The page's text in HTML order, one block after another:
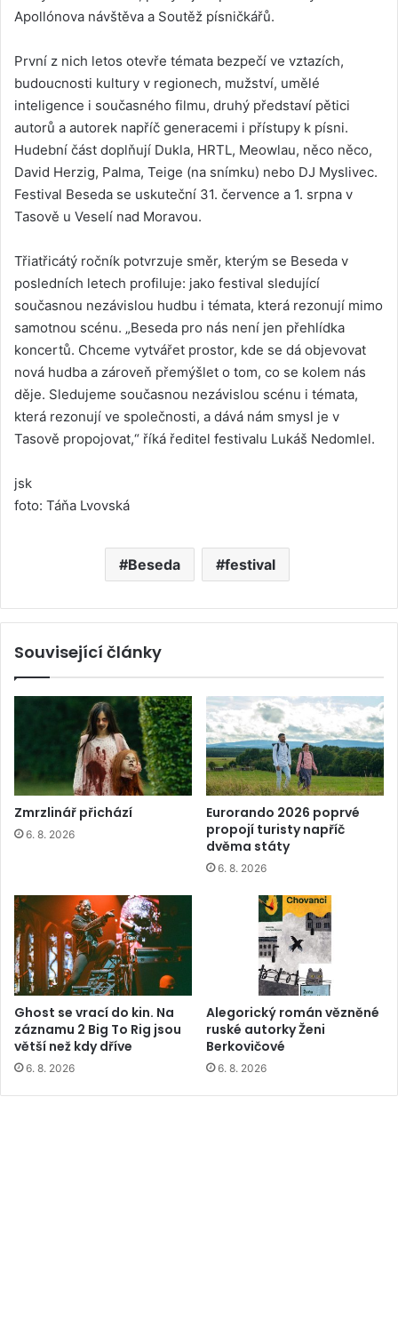
Apollónova návštěva a Soutěž písničkářů.
První z nich letos otevře témata bezpečí ve vztazích,
budoucnosti kultury v regionech, mužství, umělé
inteligence i současného filmu, druhý představí pětici
autorů a autorek napříč generacemi i přístupy k písni.
Hudební část doplňují Dukla, HRTL, Meowlau, něco něco,
David Herzig, Palma, Teige (na snímku) nebo DJ Myslivec.
Festival Beseda se uskuteční 31. července a 1. srpna v
Tasově u Veselí nad Moravou.
Třiatřicátý ročník potvrzuje směr, kterým se Beseda v
posledních letech profiluje: jako festival sledující
současnou nezávislou hudbu i témata, která rezonují mimo
samotnou scénu. „Beseda pro nás není jen přehlídka
koncertů. Chceme vytvářet prostor, kde se dá objevovat
nová hudba a zároveň přemýšlet o tom, co se kolem nás
děje. Sledujeme současnou nezávislou scénu i témata,
která rezonují ve společnosti, a dává nám smysl je v
Tasově propojovat,“ říká ředitel festivalu Lukáš Nedomlel.
jsk
foto: Táňa Lvovská
Beseda festival
Související články
Zmrzlinář přichází
6. 8. 2026
Eurorando 2026 poprvé
propojí turisty napříč
dvěma státy
6. 8. 2026
Ghost se vrací do kin. Na
záznamu 2 Big To Rig jsou
větší než kdy dříve
6. 8. 2026
Alegorický román vězněné
ruské autorky Ženi
Berkovičové
6. 8. 2026